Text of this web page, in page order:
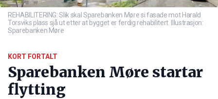
REHABILITERING: Slik skal Sparebanken Møre si fasade mot Harald
Torsviks plass sjå ut etter at bygget er ferdig rehabilitert. Illustrasjon:
Sparebanken Møre
KORT FORTALT
Sparebanken Møre startar
flytting